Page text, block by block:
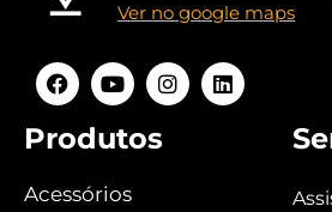
Ver no google maps
Produtos
Acessórios